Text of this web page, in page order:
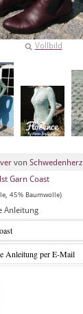
Vollbild
von Schwedenherz
Garn Coast
45% Baumwolle)
Anleitung